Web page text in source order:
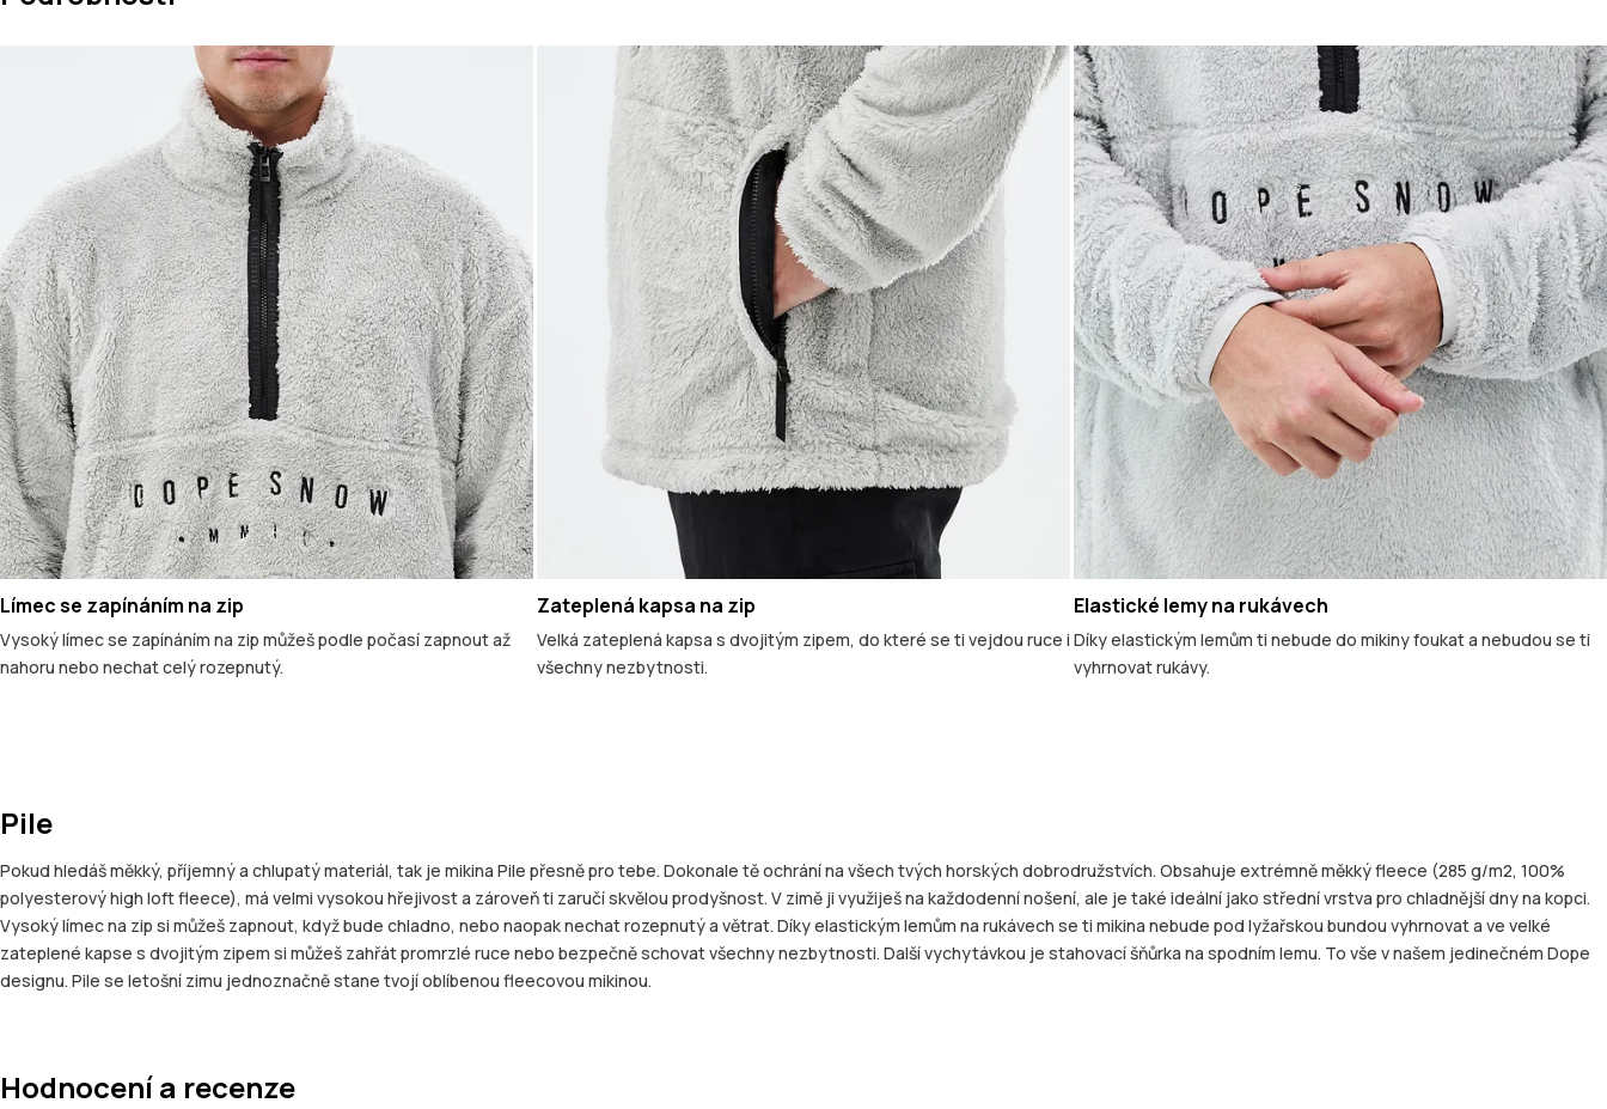
Límec se zapínáním na zip
Vysoký límec se zapínáním na zip můžeš podle počasí zapnout až
nahoru nebo nechat celý rozepnutý.
Zateplená kapsa na zip
Velká zateplená kapsa s dvojitým zipem, do které se ti vejdou ruce i
všechny nezbytnosti.
Elastické lemy na rukávech
Díky elastickým lemům ti nebude do mikiny foukat a nebudou se ti
vyhrnovat rukávy.
Pile
Pokud hledáš měkký, příjemný a chlupatý materiál, tak je mikina Pile přesně pro tebe. Dokonale tě ochrání na všech tvých horských dobrodružstvích. Obsahuje extrémně měkký fleece (285 g/m2, 100%
polyesterový high loft fleece), má velmi vysokou hřejivost a zároveň ti zaručí skvělou prodyšnost. V zimě ji využiješ na každodenní nošení, ale je také ideální jako střední vrstva pro chladnější dny na kopci.
Vysoký límec na zip si můžeš zapnout, když bude chladno, nebo naopak nechat rozepnutý a větrat. Díky elastickým lemům na rukávech se ti mikina nebude pod lyžařskou bundou vyhrnovat a ve velké
zateplené kapse s dvojitým zipem si můžeš zahřát promrzlé ruce nebo bezpečně schovat všechny nezbytnosti. Další vychytávkou je stahovací šňůrka na spodním lemu. To vše v našem jedinečném Dope
designu. Pile se letošní zimu jednoznačně stane tvojí oblíbenou fleecovou mikinou.
Hodnocení a recenze